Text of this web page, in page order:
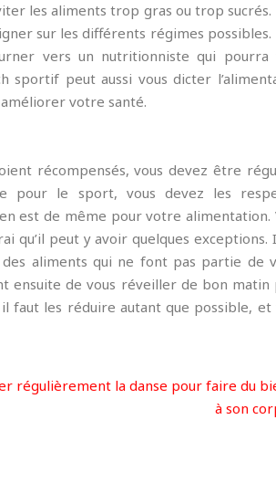
les aliments trop gras ou trop sucrés.
sur les différents régimes possibles.
vers un nutritionniste qui pourra
sportif peut aussi vous dicter
votre santé.
récompensés, vous devez être
pour le sport, vous devez les
est de même pour votre alimentation.
qu’il peut y avoir quelques exceptions.
aliments qui ne font pas partie de
ensuite de vous réveiller de bon matin
faut les réduire autant que possible, et
régulièrement la danse pour faire du
à son